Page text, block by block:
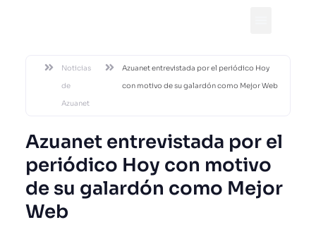
Noticias
de
Azuanet
Azuanet entrevistada por el periódico Hoy
con motivo de su galardón como Mejor Web
Azuanet entrevistada por el
periódico Hoy con motivo
de su galardón como Mejor
Web